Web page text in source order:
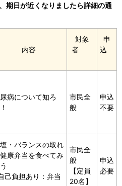
日が近くなりましたら詳細の通
内容
対象
者
申
込
病について知ろ
市民全
般
申込
不要
・バランスの取れ
康弁当を食べてみ
己負担あり：弁当
市民全
般
【定員
20名】
申込
必要